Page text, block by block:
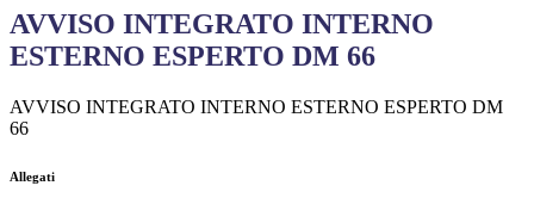
AVVISO INTEGRATO INTERNO
ESTERNO ESPERTO DM 66
AVVISO INTEGRATO INTERNO ESTERNO ESPERTO DM
66
Allegati